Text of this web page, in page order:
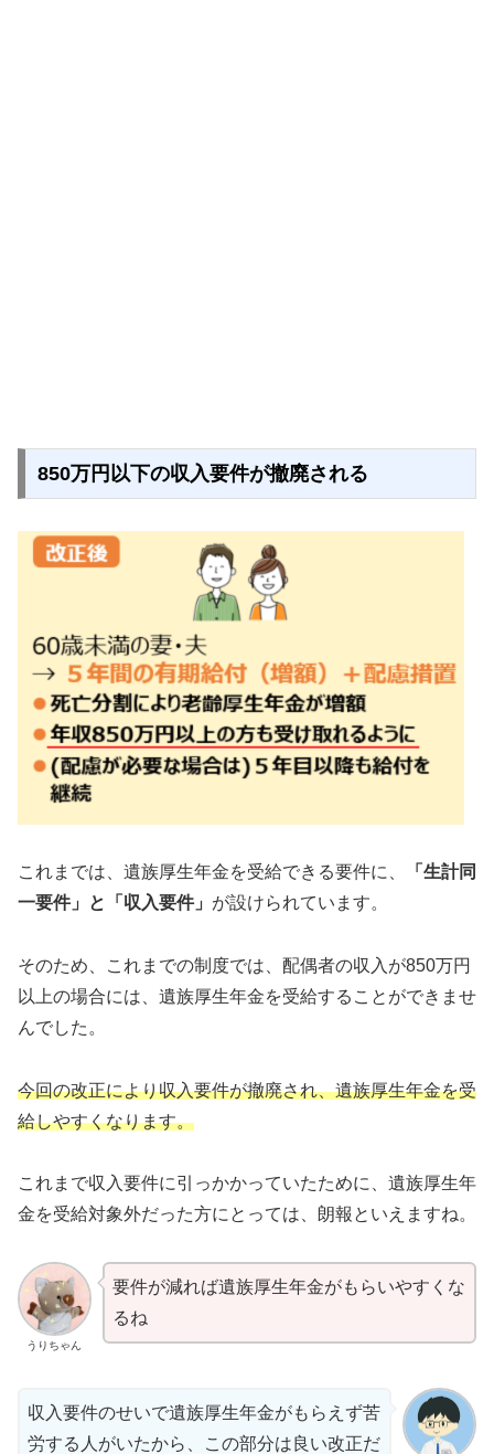
850万円以下の収入要件が撤廃される
これまでは、遺族厚生年金を受給できる要件に、
「生計同
一要件」と「収入要件」 が設けられています。
そのため、これまでの制度では、配偶者の収入が850万円
以上の場合には、遺族厚生年金を受給することができませ
んでした。
今回の改正により収入要件が撤廃され、遺族厚生年金を受
給しやすくなります。
これまで収入要件に引っかかっていたために、遺族厚生年
金を受給対象外だった方にとっては、朗報といえますね。
うりちゃん
要件が減れば遺族厚生年金がもらいやすくな
るね
収入要件のせいで遺族厚生年金がもらえず苦
労する人がいたから、この部分は良い改正だ